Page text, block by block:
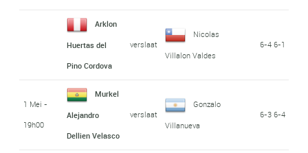
Arklon
Huertas del
Pino Cordova
verslaat
Nicolas
Villalon Valdes
6-4 6-1
1 Mei -
19h00
Murkel
Alejandro
Dellien Velasco
verslaat
Gonzalo
Villanueva
6-3 6-4